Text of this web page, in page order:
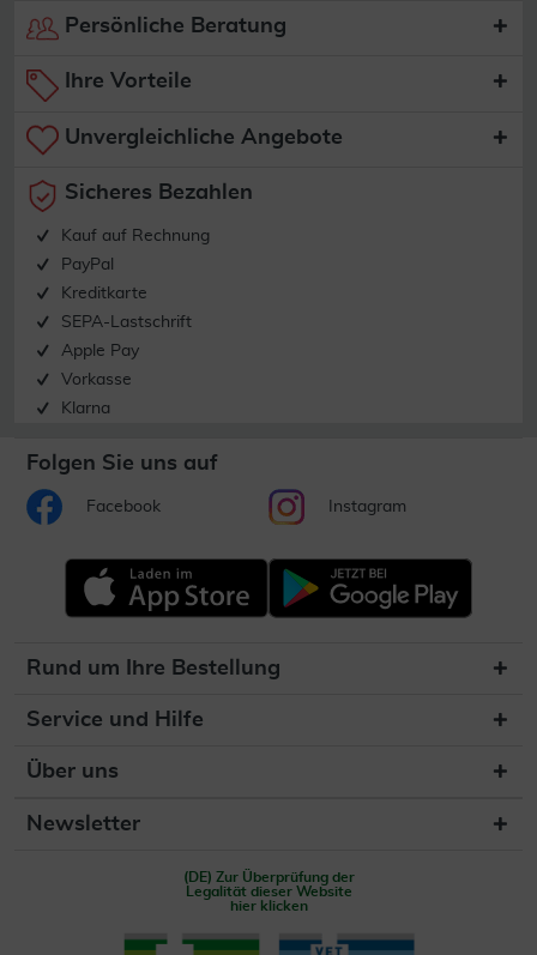
Persönliche Beratung
Ihre Vorteile
Unvergleichliche Angebote
Sicheres Bezahlen
Kauf auf Rechnung
PayPal
Kreditkarte
SEPA-Lastschrift
Apple Pay
Vorkasse
Klarna
Folgen Sie uns auf
Facebook Instagram
Rund um Ihre Bestellung
Service und Hilfe
Über uns
Newsletter
(DE) Zur Überprüfung der
Legalität dieser Website
hier klicken